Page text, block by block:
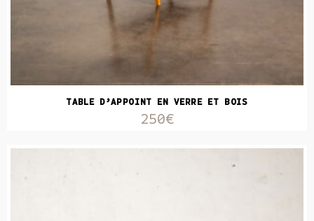
TABLE D’APPOINT EN VERRE ET BOIS
250€